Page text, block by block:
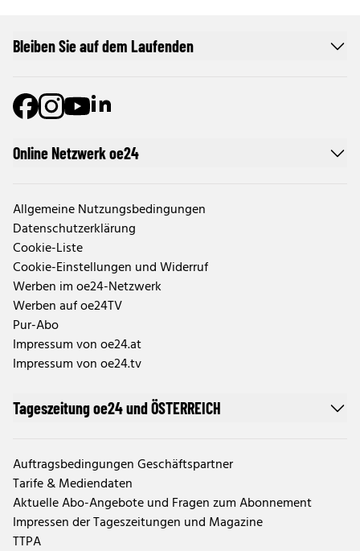
Online Netzwerk oe24
Allgemeine Nutzungsbedingungen
Datenschutzerklärung
Cookie-Liste
Cookie-Einstellungen und Widerruf
Werben im oe24-Netzwerk
Werben auf oe24TV
Pur-Abo
Impressum von oe24.at
Impressum von oe24.tv
Tageszeitung oe24 und ÖSTERREICH
Auftragsbedingungen Geschäftspartner
Tarife & Mediendaten
Aktuelle Abo-Angebote und Fragen zum Abonnement
Impressen der Tageszeitungen und Magazine
TTPA
Bleiben Sie auf dem Laufenden